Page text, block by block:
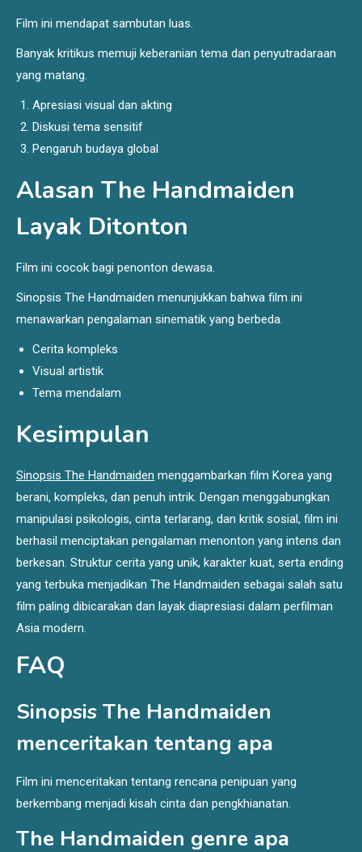
Film ini mendapat sambutan luas.
Banyak kritikus memuji keberanian tema dan penyutradaraan
yang matang.
Apresiasi visual dan akting
Diskusi tema sensitif
Pengaruh budaya global
Alasan The Handmaiden
Layak Ditonton
Film ini cocok bagi penonton dewasa.
Sinopsis The Handmaiden menunjukkan bahwa film ini
menawarkan pengalaman sinematik yang berbeda.
Cerita kompleks
Visual artistik
Tema mendalam
Kesimpulan
Sinopsis The Handmaiden menggambarkan film Korea yang
berani, kompleks, dan penuh intrik. Dengan menggabungkan
manipulasi psikologis, cinta terlarang, dan kritik sosial, film ini
berhasil menciptakan pengalaman menonton yang intens dan
berkesan. Struktur cerita yang unik, karakter kuat, serta ending
yang terbuka menjadikan The Handmaiden sebagai salah satu
film paling dibicarakan dan layak diapresiasi dalam perfilman
Asia modern.
FAQ
Sinopsis The Handmaiden
menceritakan tentang apa
Film ini menceritakan tentang rencana penipuan yang
berkembang menjadi kisah cinta dan pengkhianatan.
The Handmaiden genre apa